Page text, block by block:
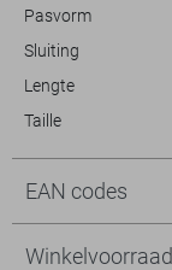
Pasvorm
Sluiting
Lengte
Taille
EAN codes
Winkelvoorraad